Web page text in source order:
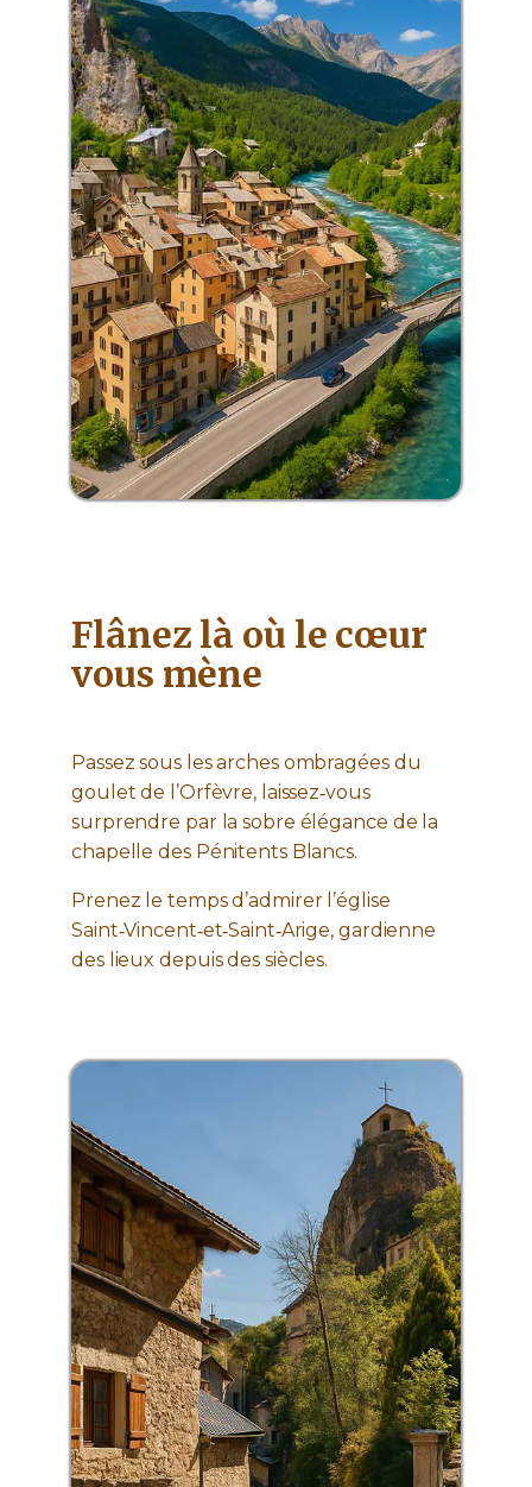
Flânez là où le cœur
vous mène
Passez sous les arches ombragées du
goulet de l’Orfèvre, laissez‑vous
surprendre par la sobre élégance de la
chapelle des Pénitents Blancs.
Prenez le temps d’admirer l’église
Saint‑Vincent‑et‑Saint‑Arige, gardienne
des lieux depuis des siècles.